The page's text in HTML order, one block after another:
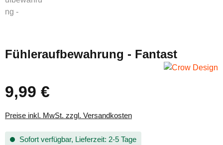
Fühleraufbewahrung - Fantast
Regulärer Preis:
9,99 €
Preise inkl. MwSt. zzgl. Versandkosten
Sofort verfügbar, Lieferzeit: 2-5 Tage